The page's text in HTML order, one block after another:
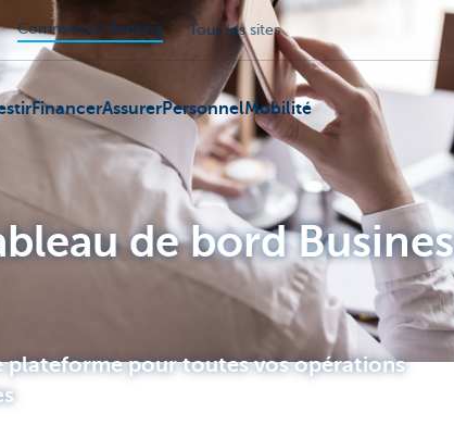
Commercial Banking Tous les sites
FinancerAssurerPersonnelMobilité
de bord
plateforme pour toutes vos opérations